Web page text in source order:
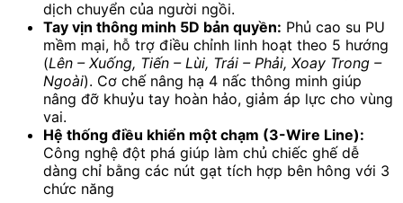
dịch chuyển của người ngồi.
Tay vịn thông minh 5D bản quyền: Phủ cao su PU
mềm mại, hỗ trợ điều chỉnh linh hoạt theo 5 hướng
(Lên – Xuống, Tiến – Lùi, Trái – Phải, Xoay Trong –
Ngoài). Cơ chế nâng hạ 4 nấc thông minh giúp
nâng đỡ khuỷu tay hoàn hảo, giảm áp lực cho vùng
vai.
Hệ thống điều khiển một chạm (3-Wire Line):
Công nghệ đột phá giúp làm chủ chiếc ghế dễ
dàng chỉ bằng các nút gạt tích hợp bên hông với 3
chức năng